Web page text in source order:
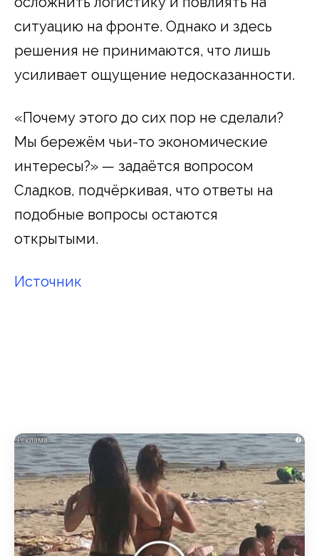
ситуацию на фронте. Однако и здесь
решения не принимаются, что лишь
усиливает ощущение недосказанности.
«Почему этого до сих пор не сделали?
Мы бережём чьи-то экономические
интересы?» — задаётся вопросом
Сладков, подчёркивая, что ответы на
подобные вопросы остаются
открытыми.
Источник
i